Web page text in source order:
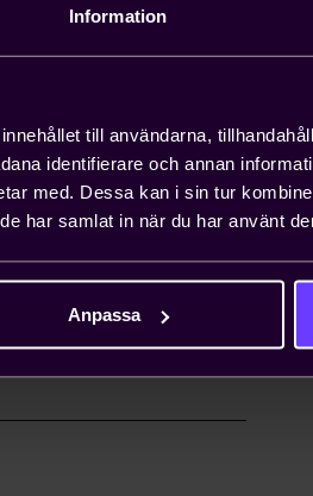
Information
till användarna,
identifierare och annan
med. Dessa kan i sin tur
har samlat in när du har använt
Anpassa
entreprenörer, och att
Teknikföretagen kan
och EU för att ta
har du möjlighet att
fall bara får ta